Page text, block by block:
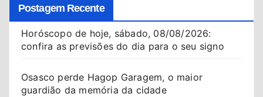
Postagem Recente
Horóscopo de hoje, sábado, 08/08/2026:
confira as previsões do dia para o seu signo
Osasco perde Hagop Garagem, o maior
guardião da memória da cidade